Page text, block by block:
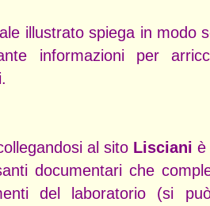
illustrato spiega in modo
informazioni per
al sito Lisciani è
documentari che
del laboratorio (si